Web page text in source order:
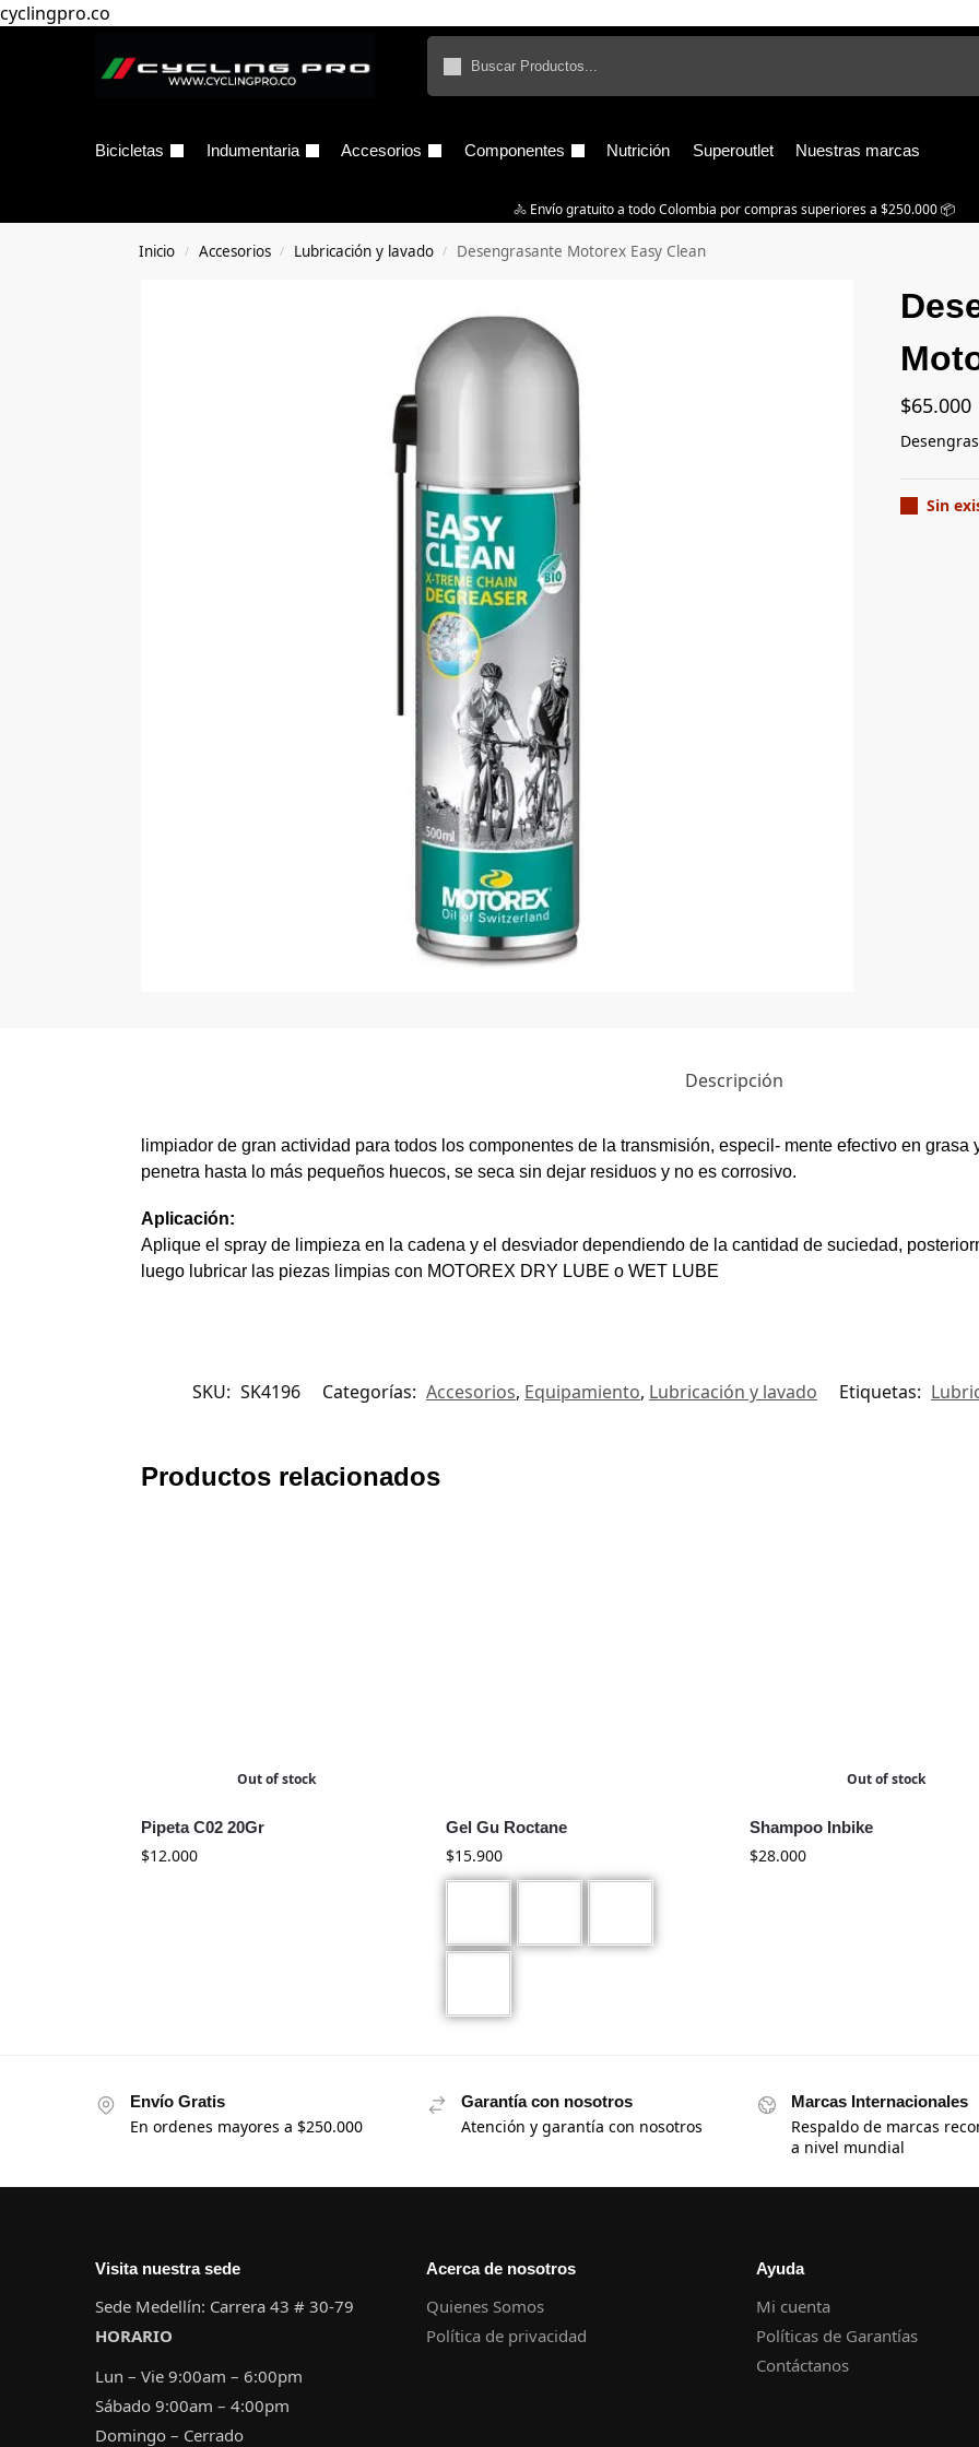
cyclingpro.co
Bicicletas Indumentaria Accesorios Componentes Nutrición Superoutlet Nuestras marcas
🚴‍ Envío gratuito a todo Colombia por compras superiores a $250.000 📦
Inicio / Accesorios / Lubricación y lavado / Desengrasante Motorex Easy Clean
$65.000
Sin
Descripción
limpiador de gran actividad para todos los componentes de la transmisión, especil- mente efectivo en
penetra hasta lo más pequeños huecos, se seca sin dejar residuos y no es corrosivo.
Aplicación:
Aplique el spray de limpieza en la cadena y el desviador dependiendo de la cantidad de suciedad,
luego lubricar las piezas limpias con MOTOREX DRY LUBE o WET LUBE
SKU: SK4196 Categorías: Accesorios, Equipamiento, Lubricación y lavado Etiquetas:
Productos relacionados
Out of stock
Pipeta C02 20Gr
$12.000
Gel Gu Roctane
$15.900
Out of stock
Shampoo Inbike
$28.000
Envío Gratis
En ordenes mayores a $250.000
Garantía con nosotros
Atención y garantía con nosotros
Marcas Internacionales
Respaldo de marcas
a nivel mundial
Visita nuestra sede
Sede Medellín: Carrera 43 # 30-79
HORARIO
Lun – Vie 9:00am – 6:00pm
Sábado 9:00am – 4:00pm
Domingo – Cerrado
Acerca de nosotros
Quienes Somos
Política de privacidad
Ayuda
Mi cuenta
Políticas de Garantías
Contáctanos